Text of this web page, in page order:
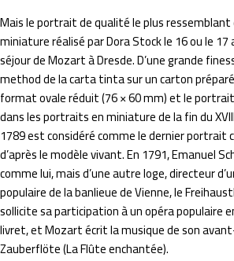
Mais le portrait de qualité le plus
miniature réalisé par Dora Stock le 16 ou le 17
séjour de Mozart à Dresde. D’une grande
method de la carta tinta sur un carton
format ovale réduit (76 × 60 mm) et le
dans les portraits en miniature de la fin du
1789 est considéré comme le dernier portrait
d’après le modèle vivant. En 1791, Emanuel
comme lui, mais d’une autre loge, directeur
populaire de la banlieue de Vienne, le
sollicite sa participation à un opéra populaire
livret, et Mozart écrit la musique de son
Zauberflöte (La Flûte enchantée).